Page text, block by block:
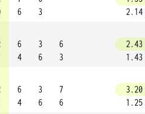
6
3
2.14
6
4
3
6
6
3
2.43
1.43
6
4
3
6
7
6
3.20
1.25